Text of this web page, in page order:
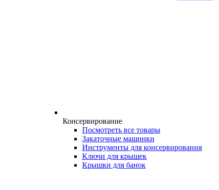
Консервирование
Посмотреть все товары
Закаточные машинки
Инструменты для консервирования
Ключи для крышек
Крышки для банок